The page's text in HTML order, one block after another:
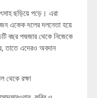
ছড়িয়ে পড়ে। এরা
একেক দলের দলনেতা হয়ে
বছর পদ্মজার থেকে নিজেকে
তাতে এদেরও অবদান
থেকে রক্ষা